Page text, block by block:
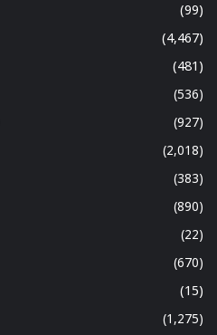
(99)
(4,467)
(481)
(536)
(927)
(2,018)
(383)
(890)
(22)
(670)
(15)
(1,275)